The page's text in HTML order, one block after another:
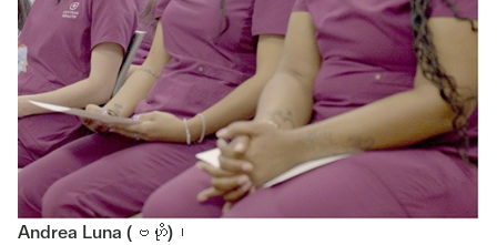
Andrea Luna (ဗဟို)၊